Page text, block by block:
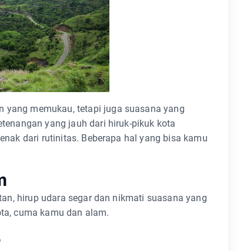
yang memukau, tetapi juga suasana yang
yang jauh dari hiruk-pikuk kota
dari rutinitas. Beberapa hal yang bisa kamu
hirup udara segar dan nikmati suasana yang
cuma kamu dan alam.